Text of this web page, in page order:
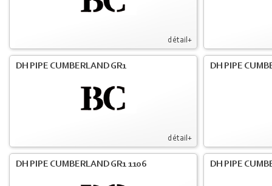
détail+
détail+
DH PIPE CUMBERLAND GR1 DH PIPE
DH PIPE CUMBERLAND GR1 1106 DH PIPE